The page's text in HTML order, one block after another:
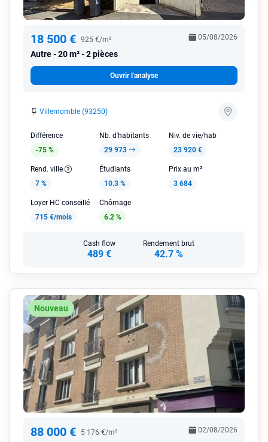
18 500 € 925 €/m²
Autre 20 m² - 2 pièces
05/08/2026
Ouvrir l'analyse
Villemomble (93250)
Différence
-75 %
Nb. d'habitants
29 973
Niv. de vie/hab
23 920 €
Rend. ville
7 %
Étudiants
10.3 %
Prix au m²
3 684
Loyer HC conseillé
715 €/mois
Chômage
6.2 %
Cash flow
489 €
Rendement brut
42.7 %
Nouveau
88 000 € 5 176 €/m² 02/08/2026